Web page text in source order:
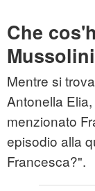
Che
Mussolini
Mentre si
Antonella
menzionato
episodio alla
Francesca?".